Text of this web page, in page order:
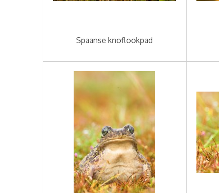
Spaanse knoflookpad